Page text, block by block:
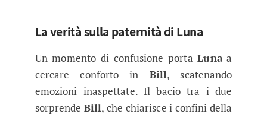
La verità sulla paternità di Luna
Un momento di confusione portaLunaa
cercare conforto in Bill, scatenando
emozioni inaspettate. Il bacio tra i due
sorprende Bill, che chiarisce i confini della